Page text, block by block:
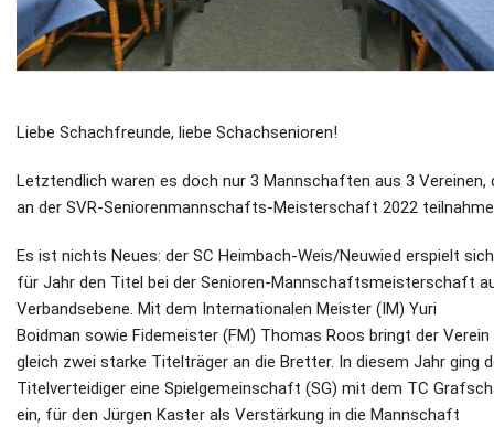
Liebe Schachfreunde, liebe Schachsenioren!
Letztendlich waren es doch nur 3 Mannschaften aus 3 Vereinen,
an der SVR-Seniorenmannschafts-Meisterschaft 2022
Es ist nichts Neues: der SC Heimbach-Weis/Neuwied erspielt
für Jahr den Titel bei der Senioren-Mannschaftsmeisterschaft
Verbandsebene. Mit dem Internationalen Meister (IM) Yuri
Boidman sowie Fidemeister (FM) Thomas Roos bringt der Verein
gleich zwei starke Titelträger an die Bretter. In diesem Jahr ging
Titelverteidiger eine Spielgemeinschaft (SG) mit dem TC
ein, für den Jürgen Kaster als Verstärkung in die Mannschaft